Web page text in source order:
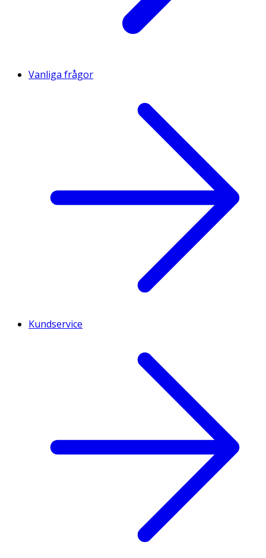
Vanliga frågor
Kundservice